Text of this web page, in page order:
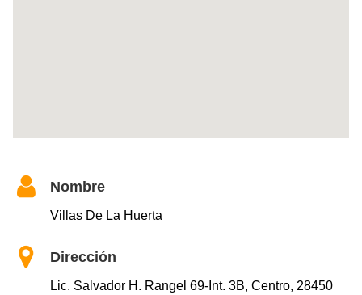
Nombre
Villas De La Huerta
Dirección
Lic. Salvador H. Rangel 69-Int. 3B, Centro, 28450